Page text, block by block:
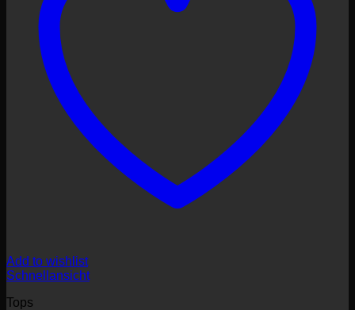
Add to wishlist
Schnellansicht
Tops